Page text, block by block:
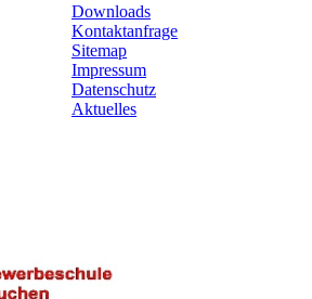
Downloads
Kontaktanfrage
Sitemap
Impressum
Datenschutz
Aktuelles